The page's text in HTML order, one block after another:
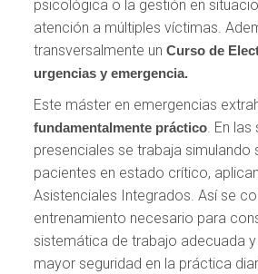
psicológica o la gestión en
atención a múltiples víctimas.
transversalmente unCurso de
urgencias y emergencia.
Este máster en emergencias
fundamentalmente práctico. En las
presenciales se trabaja simulando
pacientes en estado crítico,
Asistenciales Integrados. Así se
entrenamiento necesario para
sistemática de trabajo adecuada y
mayor seguridad en la práctica